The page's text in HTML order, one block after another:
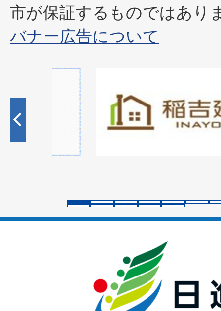
市が保証するものではあり
バナー広告について
の
イ